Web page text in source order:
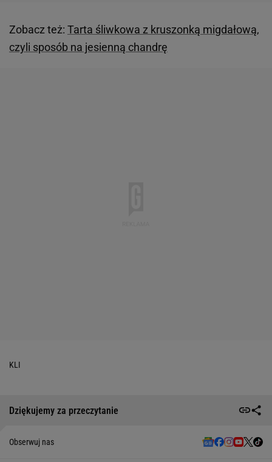
Zobacz też: Tarta śliwkowa z kruszonką migdałową,
czyli sposób na jesienną chandrę
KLI
Dziękujemy za przeczytanie
Obserwuj nas